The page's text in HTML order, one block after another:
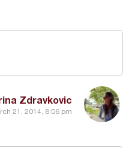
Zdravkovic
21, 2014, 8:06 pm